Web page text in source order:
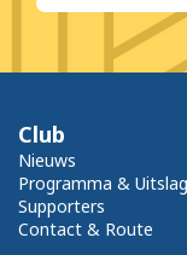
Club
Nieuws
Programma &
Supporters
Contact & Route